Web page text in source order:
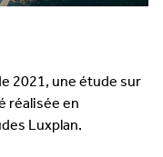
2021, une étude sur
réalisée en
Luxplan.